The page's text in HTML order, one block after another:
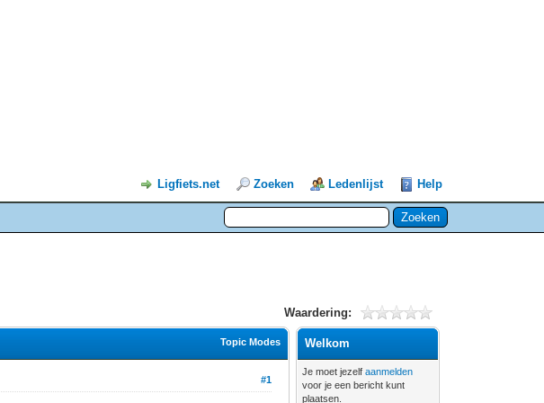
Ligfiets.net Zoeken Ledenlijst Help
Waardering:
Topic Modes
#1
Welkom
Je moet jezelfaanmelden
voor je een bericht kunt
plaatsen.